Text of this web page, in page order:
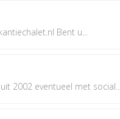
Bent u...
2002 eventueel met social...